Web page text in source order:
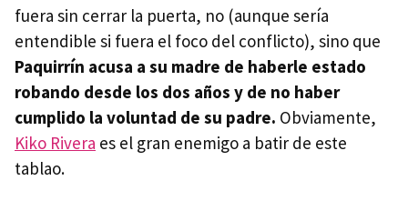
fuera sin cerrar la puerta, no (aunque sería
entendible si fuera el foco del conflicto), sino que
Paquirrín acusa a su madre de haberle estado
robando desde los dos años y de no haber
cumplido la voluntad de su padre. Obviamente,
Kiko Rivera es el gran enemigo a batir de este
tablao.